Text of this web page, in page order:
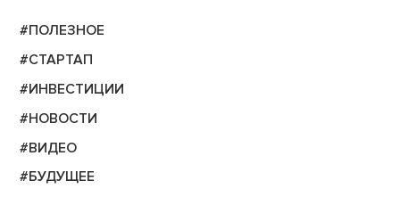
#ПОЛЕЗНОЕ
#СТАРТАП
#ИНВЕСТИЦИИ
#НОВОСТИ
#ВИДЕО
#БУДУЩЕЕ